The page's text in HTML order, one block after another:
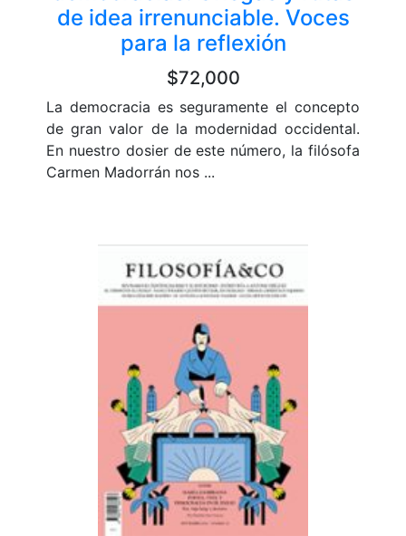
de idea irrenunciable. Voces
para la reflexión
$72,000
La democracia es seguramente el concepto
de gran valor de la modernidad occidental.
En nuestro dosier de este número, la filósofa
Carmen Madorrán nos ...